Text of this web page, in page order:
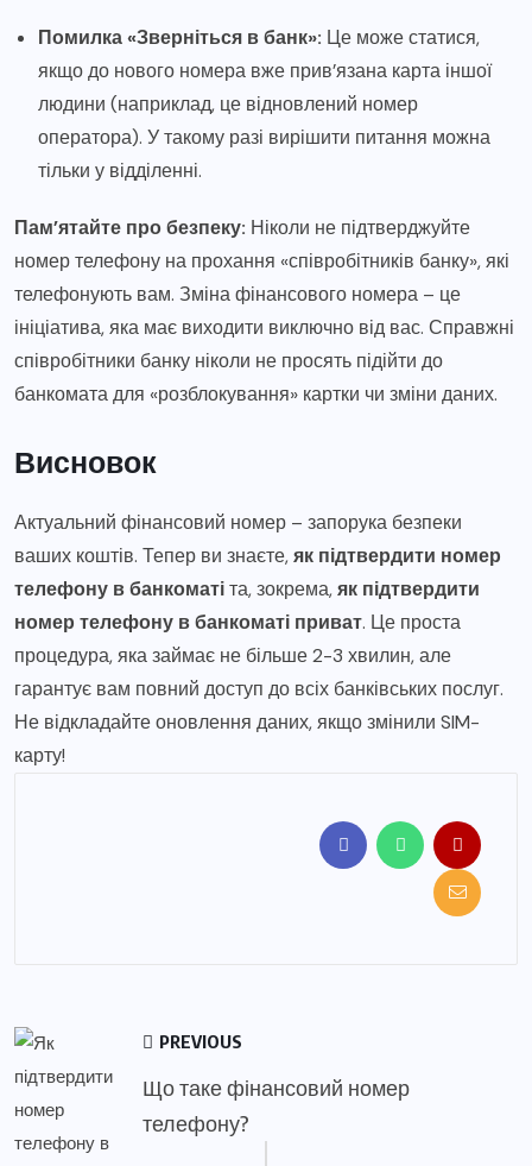
Помилка «Зверніться в банк»: Це може статися,
якщо до нового номера вже прив’язана карта іншої
людини (наприклад, це відновлений номер
оператора). У такому разі вирішити питання можна
тільки у відділенні.
Пам’ятайте про безпеку: Ніколи не підтверджуйте
номер телефону на прохання «співробітників банку», які
телефонують вам. Зміна фінансового номера – це
ініціатива, яка має виходити виключно від вас. Справжні
співробітники банку ніколи не просять підійти до
банкомата для «розблокування» картки чи зміни даних.
Висновок
Актуальний фінансовий номер – запорука безпеки
ваших коштів. Тепер ви знаєте,як підтвердити номер
телефону в банкоматіта, зокрема,як підтвердити
номер телефону в банкоматі приват. Це проста
процедура, яка займає не більше 2-3 хвилин, але
гарантує вам повний доступ до всіх банківських послуг.
Не відкладайте оновлення даних, якщо змінили SIM-
карту!
PREVIOUS
Що таке фінансовий номер
телефону?